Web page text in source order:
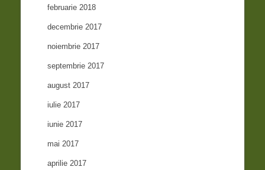
februarie 2018
decembrie 2017
noiembrie 2017
septembrie 2017
august 2017
iulie 2017
iunie 2017
mai 2017
aprilie 2017